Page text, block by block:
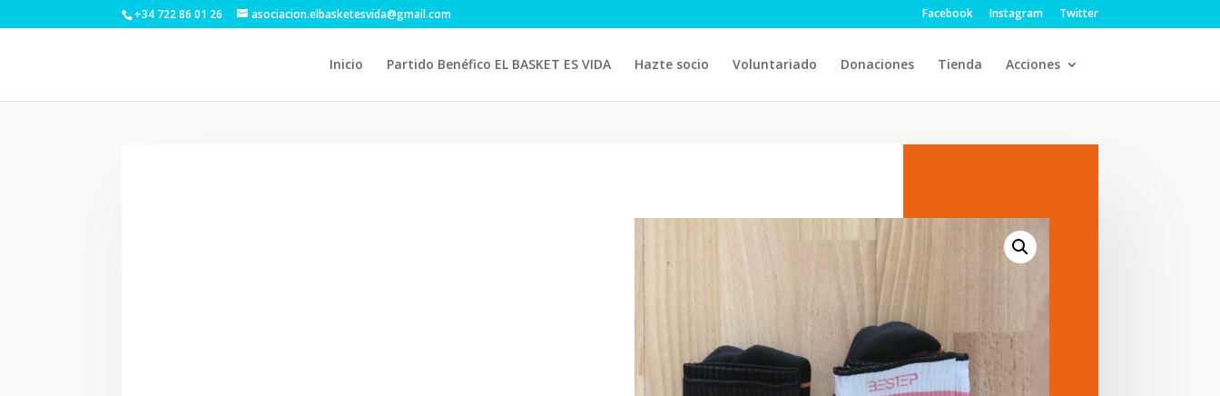
+34 722 86 01 26 asociacion.elbasketesvida@gmail.com Facebook Instagram Twitter
Inicio Partido Benéfico EL BASKET ES VIDA Hazte socio Voluntariado Donaciones Tienda Acciones